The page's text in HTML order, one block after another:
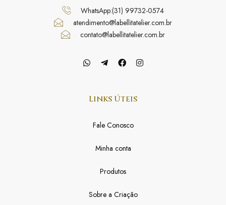
WhatsApp:(31) 99732-0574
atendimento@labellitatelier.com.br
contato@labellitatelier.com.br
Links Úteis
Fale Conosco
Minha conta
Produtos
Sobre a Criação